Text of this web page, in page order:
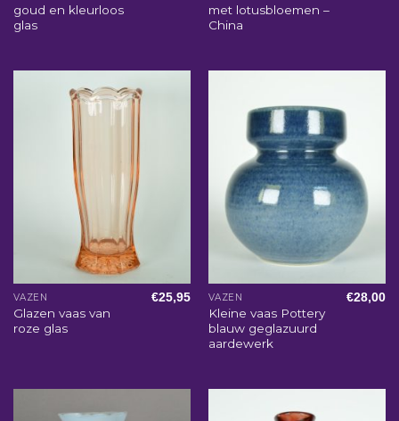
goud en kleurloos
glas
met lotusbloemen –
China
VAZEN
Glazen vaas van
roze glas
€25,95 VAZEN
Kleine vaas Pottery
blauw geglazuurd
aardewerk
€28,00